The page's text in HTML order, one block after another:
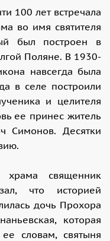
100 лет встречала
во имя святителя
был построен в
Поляне. В 1930-
навсегда была
в селе построили
и целителя
ее принес житель
Симонов. Десятки
храма священник
что историей
дочь Прохора
которая
словам, святыня